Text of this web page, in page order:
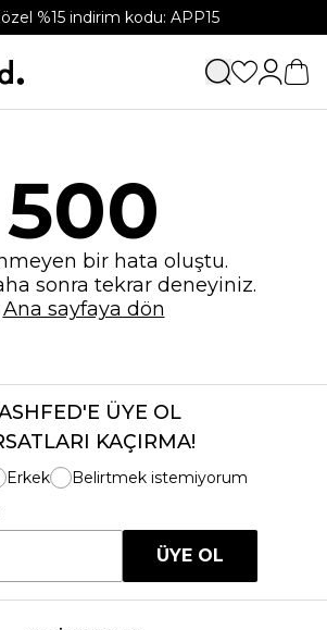
%15 indirim kodu: APP15
500
bir hata oluştu.
sonra tekrar deneyiniz.
Ana sayfaya dön
ÜYE OL
KAÇIRMA!
Erkek
Belirtmek istemiyorum
ÜYE OL